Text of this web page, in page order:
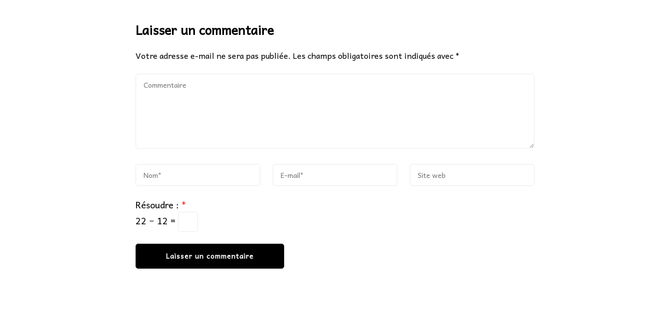
Laisser un commentaire
Votre adresse e-mail ne sera pas publiée. Les champs obligatoires sont indiqués avec*
Résoudre : *
22 − 12 =